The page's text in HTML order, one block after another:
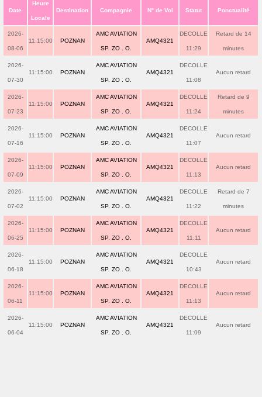
Date
Heure
Locale
Destination Compagnie N° de Vol Statut Ponctualité
2026-
08-06
11:15:00 POZNAN
AMC AVIATION
SP. ZO . O.
AMQ4321
DECOLLE
11:29
Retard de 14
minutes
2026-
07-30
11:15:00 POZNAN
AMC AVIATION
SP. ZO . O.
AMQ4321
DECOLLE
11:08
Aucun retard
2026-
07-23
11:15:00 POZNAN
AMC AVIATION
SP. ZO . O.
AMQ4321
DECOLLE
11:24
Retard de 9
minutes
2026-
07-16
11:15:00 POZNAN
AMC AVIATION
SP. ZO . O.
AMQ4321
DECOLLE
11:07
Aucun retard
2026-
07-09
11:15:00 POZNAN
AMC AVIATION
SP. ZO . O.
AMQ4321
DECOLLE
11:13
Aucun retard
2026-
07-02
11:15:00 POZNAN
AMC AVIATION
SP. ZO . O.
AMQ4321
DECOLLE
11:22
Retard de 7
minutes
2026-
06-25
11:15:00 POZNAN
AMC AVIATION
SP. ZO . O.
AMQ4321
DECOLLE
11:11
Aucun retard
2026-
06-18
11:15:00 POZNAN
AMC AVIATION
SP. ZO . O.
AMQ4321
DECOLLE
10:43
Aucun retard
2026-
06-11
11:15:00 POZNAN
AMC AVIATION
SP. ZO . O.
AMQ4321
DECOLLE
11:13
Aucun retard
2026-
06-04
11:15:00 POZNAN
AMC AVIATION
SP. ZO . O.
AMQ4321
DECOLLE
11:09
Aucun retard